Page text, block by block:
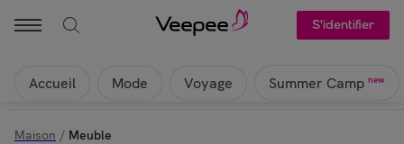
S'identifier
Accueil Mode Voyage Summer Camp new
Maison / Meuble